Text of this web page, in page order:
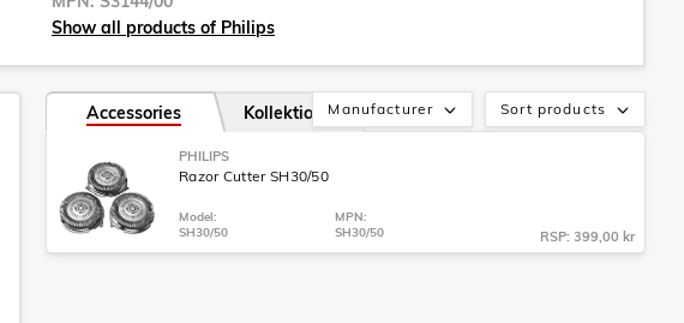
Show all products of Philips
Sort products
Manufacturer
Accessories Kollektion
PHILIPS
Razor Cutter SH30/50
Model:
SH30/50
MPN:
SH30/50
RSP: 399,00 kr